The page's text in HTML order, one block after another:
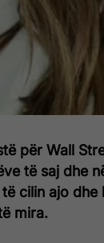
për Wall
të saj dhe
cilin ajo
mira.